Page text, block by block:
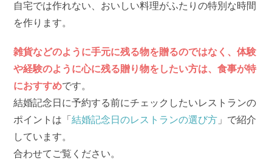
自宅では作れない、おいしい料理がふたりの特別な時間
を作ります。
雑貨などのように手元に残る物を贈るのではなく、体験
や経験のように心に残る贈り物をしたい方は、食事が特
におすすめです。
結婚記念日に予約する前にチェックしたいレストランの
ポイントは「結婚記念日のレストランの選び方 」で紹介
しています。
合わせてご覧ください。